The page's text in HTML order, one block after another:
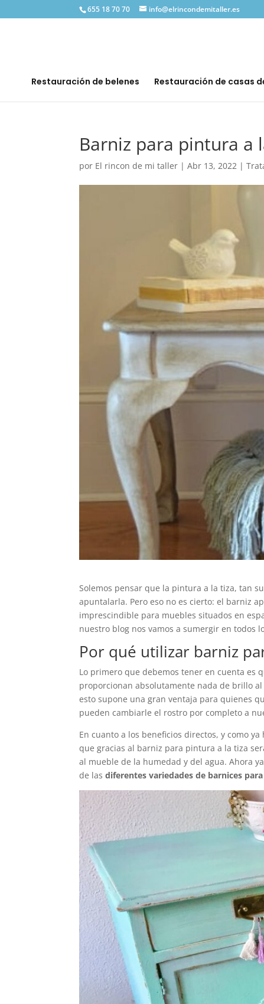
655 18 70 70 info@elrincondemitaller.es
Restauración de belenes Restauración de casas
Barniz para pintura a
por El rincon de mi taller |Abr 13, 2022 |
Solemos pensar que la pintura a la tiza, tan
apuntalarla. Pero eso no es cierto: el barniz
imprescindible para muebles situados en
nuestro blog nos vamos a sumergir en todos
Por qué utilizar barniz
Lo primero que debemos tener en cuenta es
proporcionan absolutamente nada de brillo
esto supone una gran ventaja para quienes
pueden cambiarle el rostro por completo a
En cuanto a los beneficios directos, y como
que gracias al barniz para pintura a la tiza
al mueble de la humedad y del agua. Ahora
de lasdiferentes variedades de barnices